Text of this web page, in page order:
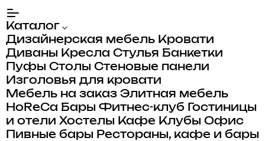
Каталог
Дизайнерская мебель Кровати
Диваны Кресла Стулья Банкетки
Пуфы Столы Стеновые панели
Изголовья для кровати
Мебель на заказ Элитная мебель
HoReCa Бары Фитнес-клуб
Гостиницы
и отели Хостелы Кафе Клубы Офис
Пивные бары Рестораны, кафе и бары